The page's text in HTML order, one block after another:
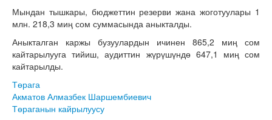
Мындан тышкары, бюджеттин резерви жана жоготуулары 1
млн. 218,3 миң сом суммасында аныкталды.
Аныкталган каржы бузуулардын ичинен 865,2 миң сом
кайтарылууга тийиш, аудиттин жүрүшүндө 647,1 миң сом
кайтарылды.
Төрага
Акматов Алмазбек Шаршембиевич
Төраганын кайрылуусу